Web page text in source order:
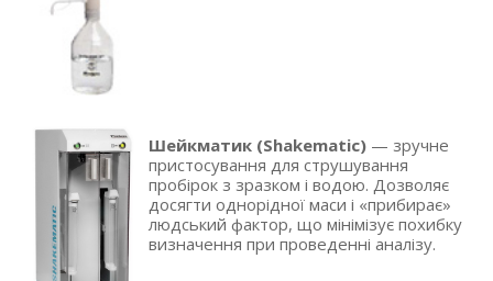
Шейкматик (Shakematic) — зручне
пристосування для струшування
пробірок з зразком і водою. Дозволяє
досягти однорідної маси і «прибирає»
людський фактор, що мінімізує похибку
визначення при проведенні аналізу.